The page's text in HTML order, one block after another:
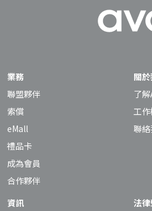
他有相同經驗的人交流想法，
不想與人交流，我們也可以選
都可透過努力而進步，而非用努
緒。 在壓力來臨時，我們也可
心境。做自己喜歡的事，例如聽
戲機，從小細節培養自我肯定，
試把勝利歸功於自己，慢慢建立
也無需苛求自己，嘗試發掘生活
會有更大得著。
業務
聯盟夥伴
索償
eMall
禮品卡
成為會員
合作夥伴
關
了
工
聯
資訊
法